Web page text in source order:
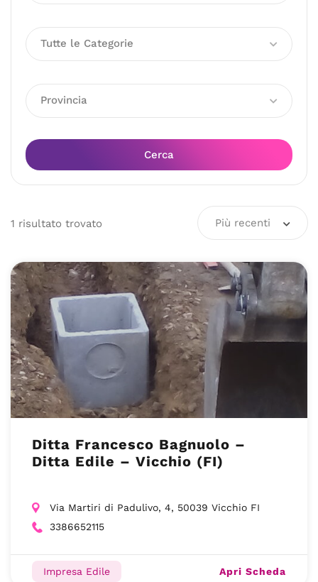
Tutte le Categorie
Provincia
Cerca
1 risultato trovato Più recenti
Ditta Francesco Bagnuolo –
Ditta Edile – Vicchio (FI)
Via Martiri di Padulivo, 4, 50039 Vicchio FI
3386652115
Impresa Edile Apri Scheda